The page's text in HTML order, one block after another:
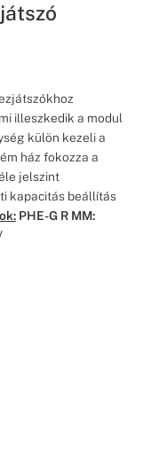
illeszkedik a modul
külön kezeli a
ház fokozza a
jelszint
kapacitás beállítás
PHE-G R MM: